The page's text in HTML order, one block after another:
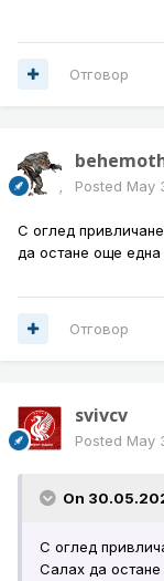
Отговор
Posted May
С оглед
да остане още една
Отговор
svivcv
Posted May
On
С оглед
Салах да